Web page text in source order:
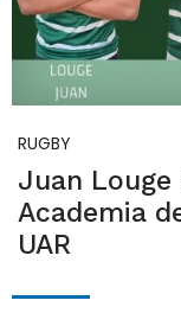
RUGBY
Juan
Academia
UAR